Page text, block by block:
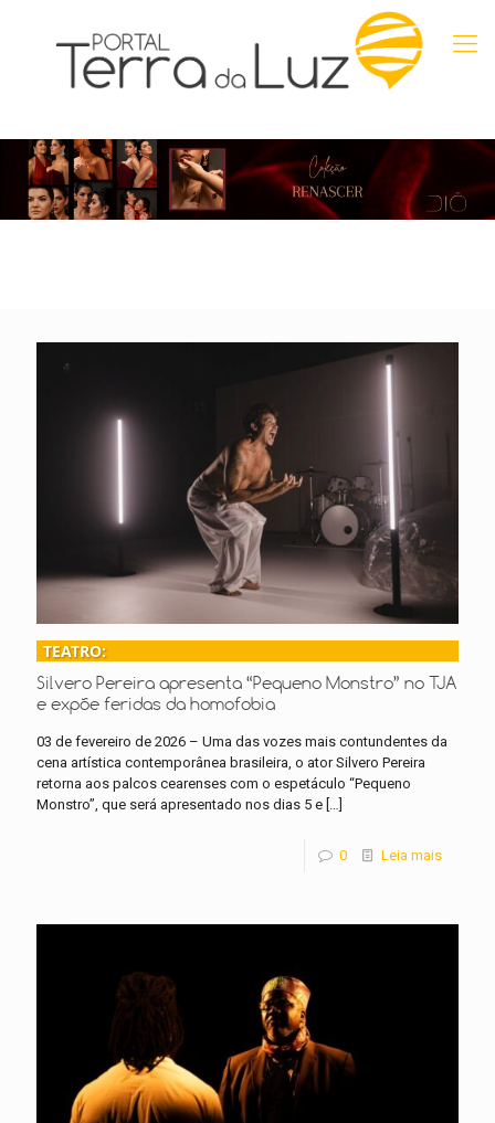
TEATRO:
Silvero Pereira apresenta “Pequeno Monstro” no TJA
e expõe feridas da homofobia
03 de fevereiro de 2026 – Uma das vozes mais contundentes da
cena artística contemporânea brasileira, o ator Silvero Pereira
retorna aos palcos cearenses com o espetáculo “Pequeno
Monstro”, que será apresentado nos dias 5 e […]
0 Leia mais